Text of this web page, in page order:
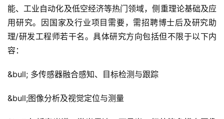
能、工业自动化及低空经济等热门领域，侧重理论基础及应
用研究。因国家及行业项目需要，需招聘博士后及研究助
理/研发工程师若干名。具体研究方向包括但不限于以下内
容：
&bull; 多传感器融合感知、目标检测与跟踪
&bull;图像分析及视觉定位与测量